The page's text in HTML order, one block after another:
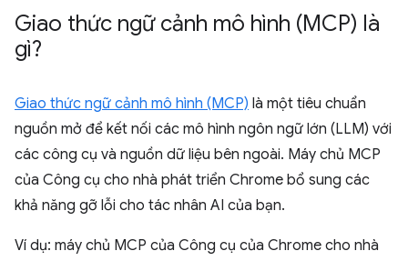
Giao thức ngữ cảnh mô hình (MCP) là
gì?
Giao thức ngữ cảnh mô hình (MCP) là một tiêu chuẩn
nguồn mở để kết nối các mô hình ngôn ngữ lớn (LLM) với
các công cụ và nguồn dữ liệu bên ngoài. Máy chủ MCP
của Công cụ cho nhà phát triển Chrome bổ sung các
khả năng gỡ lỗi cho tác nhân AI của bạn.
Ví dụ: máy chủ MCP của Công cụ của Chrome cho nhà